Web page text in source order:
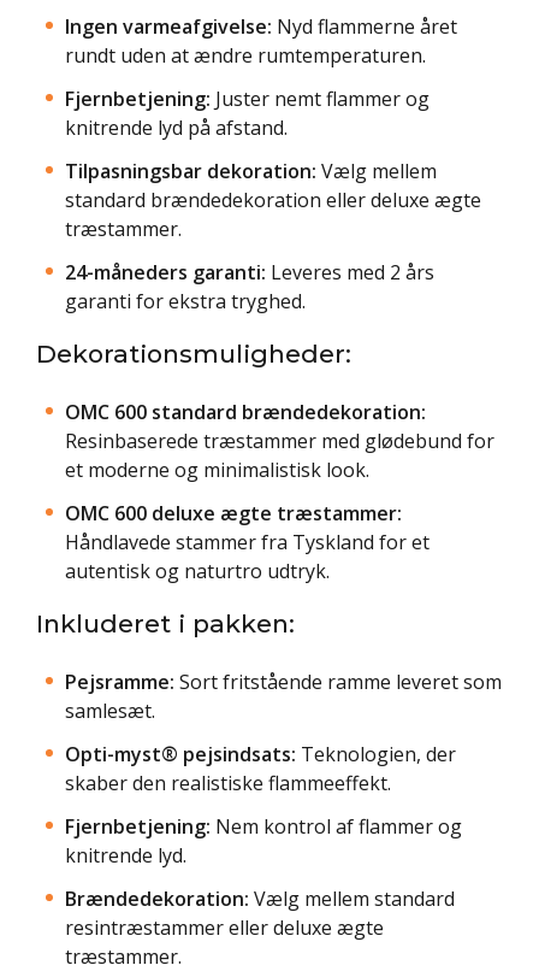
Ingen varmeafgivelse: Nyd flammerne året
rundt uden at ændre rumtemperaturen.
Fjernbetjening: Juster nemt flammer og
knitrende lyd på afstand.
Tilpasningsbar dekoration: Vælg mellem
standard brændedekoration eller deluxe ægte
træstammer.
24-måneders garanti: Leveres med 2 års
garanti for ekstra tryghed.
Dekorationsmuligheder:
OMC 600 standard brændedekoration:
Resinbaserede træstammer med glødebund for
et moderne og minimalistisk look.
OMC 600 deluxe ægte træstammer:
Håndlavede stammer fra Tyskland for et
autentisk og naturtro udtryk.
Inkluderet i pakken:
Pejsramme: Sort fritstående ramme leveret som
samlesæt.
Opti-myst® pejsindsats: Teknologien, der
skaber den realistiske flammeeffekt.
Fjernbetjening: Nem kontrol af flammer og
knitrende lyd.
Brændedekoration: Vælg mellem standard
resintræstammer eller deluxe ægte
træstammer.